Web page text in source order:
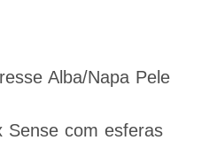
Alba/Napa Pele
Sense com esferas